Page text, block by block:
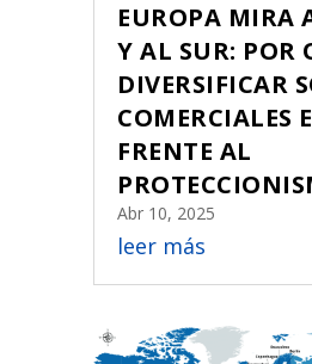
EUROPA MIRA
Y AL SUR: POR
DIVERSIFICAR
COMERCIALES
FRENTE AL
Abr 10, 2025
leer más